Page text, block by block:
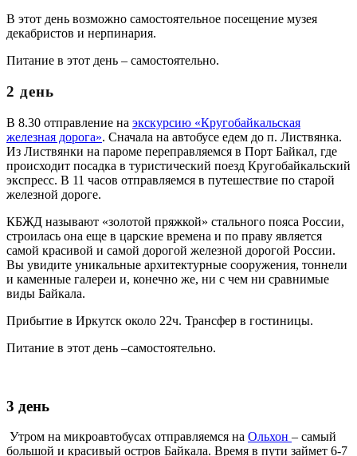
В этот день возможно самостоятельное посещение музея
декабристов и нерпинария.
Питание в этот день – самостоятельно.
2 день
В 8.30 отправление на экскурсию «Кругобайкальская
железная дорога». Сначала на автобусе едем до п. Листвянка.
Из Листвянки на пароме переправляемся в Порт Байкал, где
происходит посадка в туристический поезд Кругобайкальский
экспресс. В 11 часов отправляемся в путешествие по старой
железной дороге.
КБЖД называют «золотой пряжкой» стального пояса России,
строилась она еще в царские времена и по праву является
самой красивой и самой дорогой железной дорогой России.
Вы увидите уникальные архитектурные сооружения, тоннели
и каменные галереи и, конечно же, ни с чем ни сравнимые
виды Байкала.
Прибытие в Иркутск около 22ч. Трансфер в гостиницы.
Питание в этот день –самостоятельно.
3 день
Утром на микроавтобусах отправляемся на Ольхон – самый
большой и красивый остров Байкала. Время в пути займет 6-7